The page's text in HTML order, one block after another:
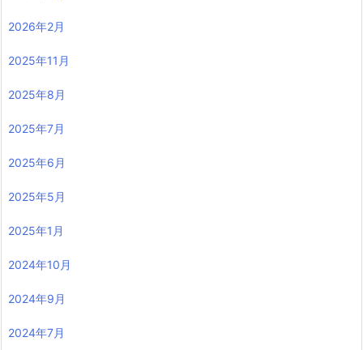
2026年2月
2025年11月
2025年8月
2025年7月
2025年6月
2025年5月
2025年1月
2024年10月
2024年9月
2024年7月